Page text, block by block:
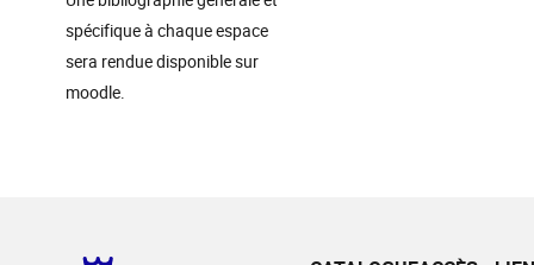
spécifique à chaque espace
sera rendue disponible sur
moodle.